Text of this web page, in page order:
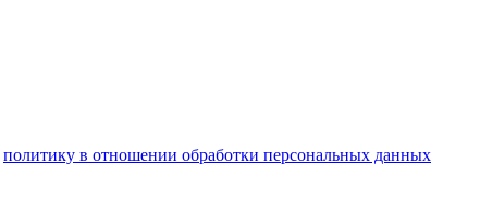
политику в отношении обработки персональных данных